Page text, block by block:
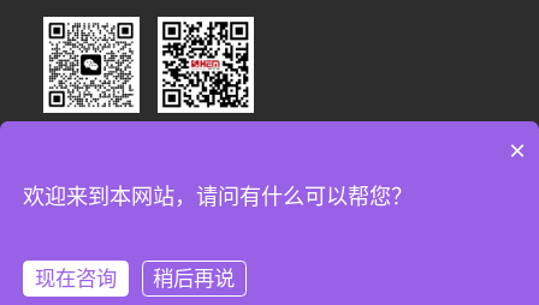
版权所有：山东赫尔曼工程装备有限公司备案号：鲁ICP备2025160286号-1
鲁公网安备：37010502001994号
×
欢迎来到本网站，请问有什么可以帮您？
现在咨询 稍后再说